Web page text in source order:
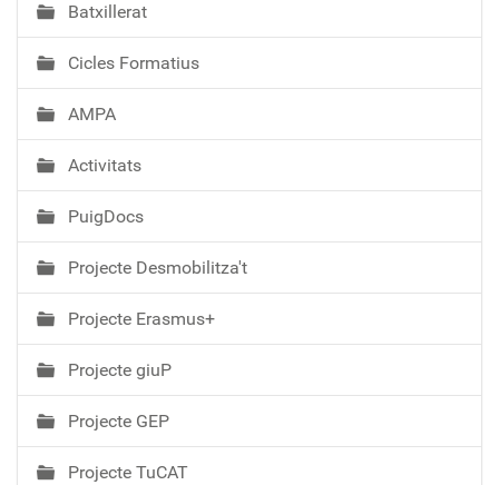
ó
Batxillerat
Cicles Formatius
AMPA
Activitats
PuigDocs
Projecte Desmobilitza't
Projecte Erasmus+
Projecte giuP
Projecte GEP
Projecte TuCAT